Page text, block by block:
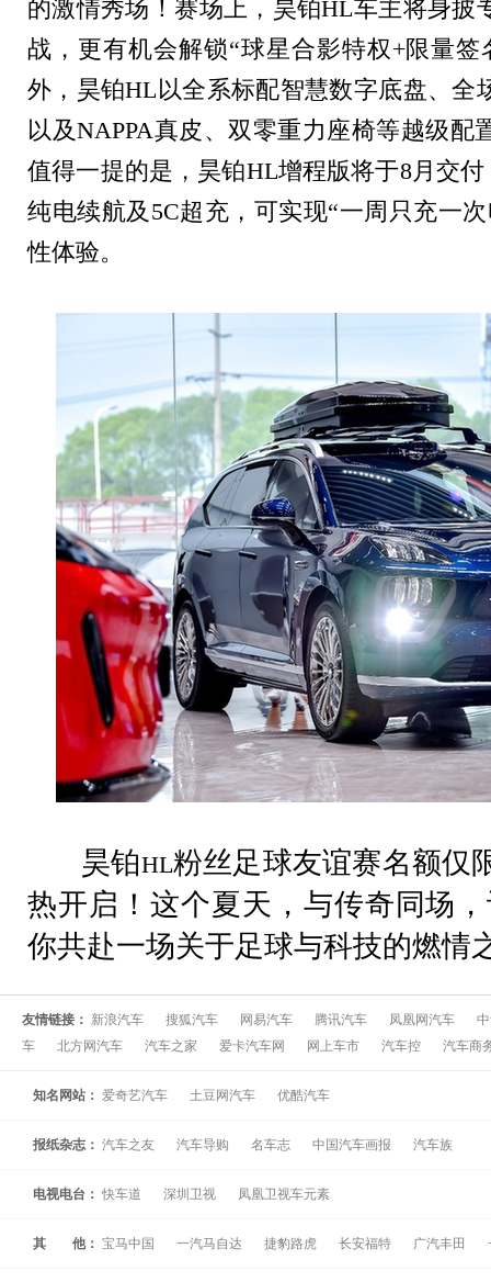
的激情秀场！赛场上，昊铂HL车主将身披
战，更有机会解锁“球星合影特权+限量签
外，昊铂HL以全系标配智慧数字底盘、全
以及NAPPA真皮、双零重力座椅等越级配
值得一提的是，昊铂HL增程版将于8月交付
纯电续航及 5C超充，可实现“一周只充一
性体验。
昊铂HL粉丝足球友谊赛名额仅
热开启！这个夏天，与传奇同场
你共赴一场关于足球与科技的燃情
友情链接： 新浪汽车 搜狐汽车 网易汽车 腾讯汽车 凤凰网汽车
车
北方网汽车 汽车之家 爱卡汽车网 网上车市 汽车控 汽车商
知名网站： 爱奇艺汽车 土豆网汽车 优酷汽车
报纸杂志： 汽车之友 汽车导购 名车志 中国汽车画报 汽车族
电视电台： 快车道 深圳卫视 凤凰卫视车元素
其 他： 宝马中国 一汽马自达 捷豹路虎 长安福特 广汽丰田